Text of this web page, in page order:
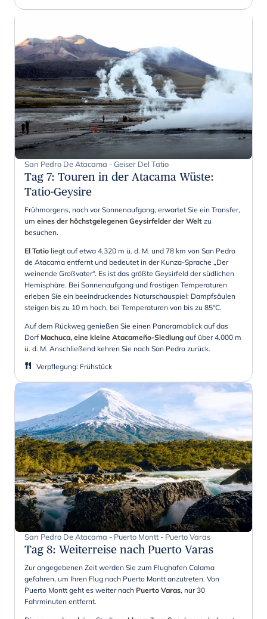
San Pedro De Atacama - Geiser Del Tatio
Tag 7: Touren in der Atacama Wüste:
Tatio-Geysire
Frühmorgens, noch vor Sonnenaufgang, erwartet Sie ein Transfer,
um eines der höchstgelegenen Geysirfelder der Welt zu
besuchen.
El Tatio liegt auf etwa 4.320 m ü. d. M. und 78 km von San Pedro
de Atacama entfernt und bedeutet in der Kunza-Sprache „Der
weinende Großvater“. Es ist das größte Geysirfeld der südlichen
Hemisphäre. Bei Sonnenaufgang und frostigen Temperaturen
erleben Sie ein beeindruckendes Naturschauspiel: Dampfsäulen
steigen bis zu 10 m hoch, bei Temperaturen von bis zu 85°C.
Auf dem Rückweg genießen Sie einen Panoramablick auf das
Dorf Machuca, eine kleine Atacameño-Siedlung auf über 4.000 m
ü. d. M. Anschließend kehren Sie nach San Pedro zurück.
Verpflegung: Frühstück
San Pedro De Atacama - Puerto Montt - Puerto Varas
Tag 8: Weiterreise nach Puerto Varas
Zur angegebenen Zeit werden Sie zum Flughafen Calama
gefahren, um Ihren Flug nach Puerto Montt anzutreten. Von
Puerto Montt geht es weiter nach Puerto Varas, nur 30
Fahrminuten entfernt.